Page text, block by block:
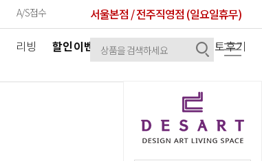
리빙 할인이벤트 공지사항 셀럽/포토후기
A/S접수 서울본점 / 전주직영점 (일요일휴무)